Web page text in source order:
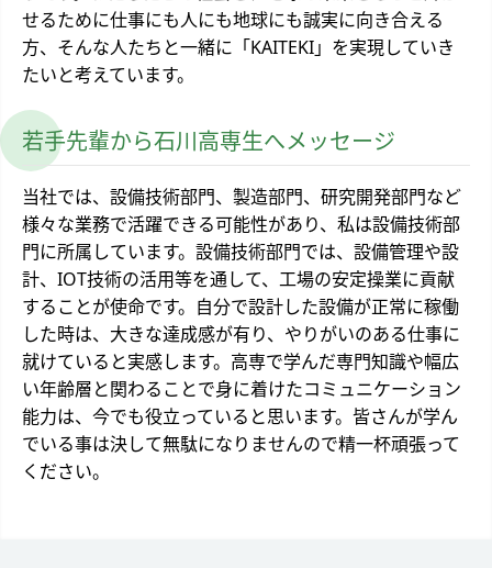
せるために仕事にも人にも地球にも誠実に向き合える
方、そんな人たちと一緒に「KAITEKI」を実現していき
たいと考えています。
若手先輩から石川高専生へメッセージ
当社では、設備技術部門、製造部門、研究開発部門など
様々な業務で活躍できる可能性があり、私は設備技術部
門に所属しています。設備技術部門では、設備管理や設
計、IOT技術の活用等を通して、工場の安定操業に貢献
することが使命です。自分で設計した設備が正常に稼働
した時は、大きな達成感が有り、やりがいのある仕事に
就けていると実感します。高専で学んだ専門知識や幅広
い年齢層と関わることで身に着けたコミュニケーション
能力は、今でも役立っていると思います。皆さんが学ん
でいる事は決して無駄になりませんので精一杯頑張って
ください。